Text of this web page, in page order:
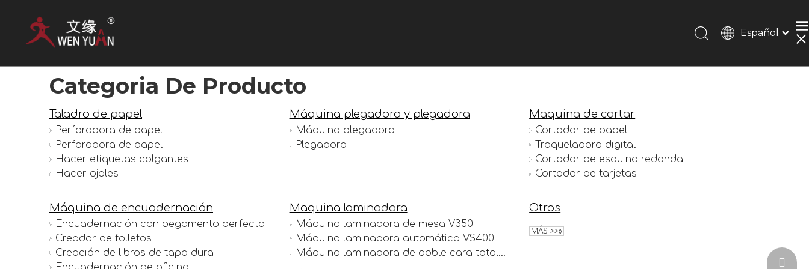
Español
Pусский
Categoria De Producto
Taladro de papel
Perforadora de papel
Perforadora de papel
Hacer etiquetas colgantes
Hacer ojales
Máquina plegadora y plegadora
Máquina plegadora
Plegadora
Maquina de cortar
Cortador de papel
Troqueladora digital
Cortador de esquina redonda
Cortador de tarjetas
Máquina de encuadernación
Encuadernación con pegamento perfecto
Creador de folletos
Creación de libros de tapa dura
Maquina laminadora
Máquina laminadora de mesa V350
Máquina laminadora automática VS400
Máquina laminadora de doble cara totalmente automática 520E
Otros
MÁS >>»